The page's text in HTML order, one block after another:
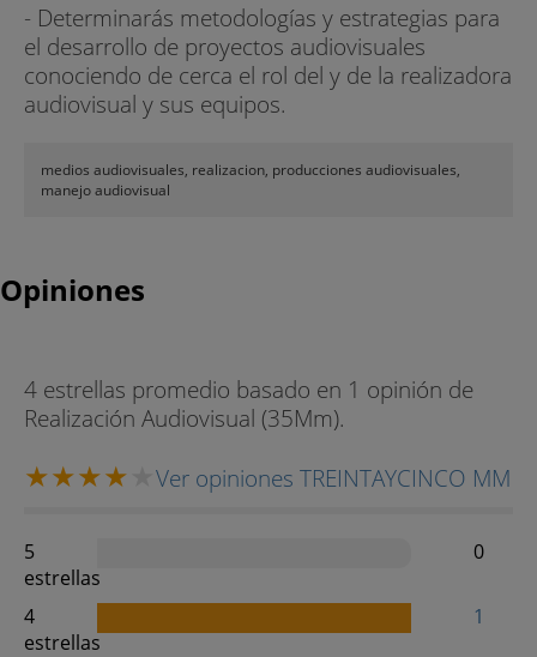
- Determinarás metodologías y estrategias para
el desarrollo de proyectos audiovisuales
conociendo de cerca el rol del y de la realizadora
audiovisual y sus equipos.
medios audiovisuales, realizacion, producciones audiovisuales,
manejo audiovisual
Opiniones
4 estrellas promedio basado en 1 opinión de
Realización Audiovisual (35Mm).
Ver opiniones TREINTAYCINCO MM
5
estrellas
0
4
estrellas
1